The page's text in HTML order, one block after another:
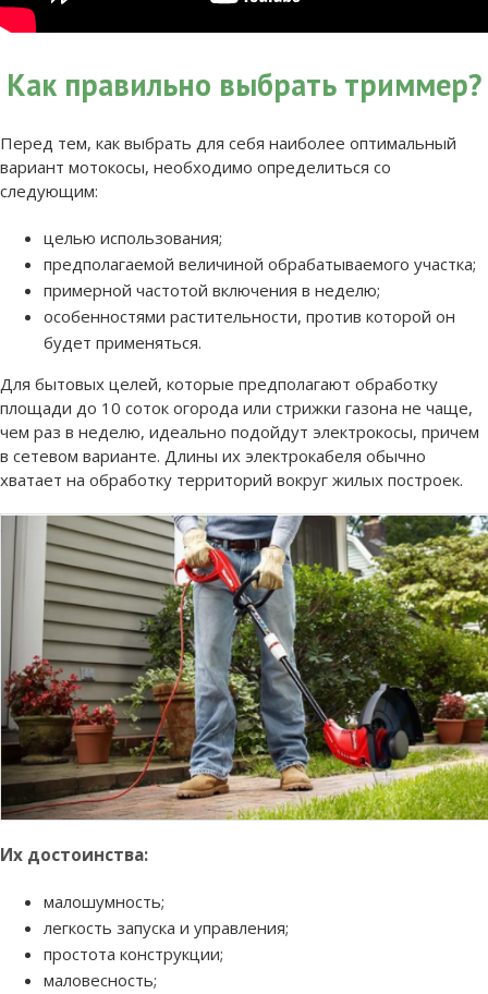
Как правильно выбрать триммер?
Перед тем, как выбрать для себя наиболее оптимальный
вариант мотокосы, необходимо определиться со
следующим:
целью использования;
предполагаемой величиной обрабатываемого участка;
примерной частотой включения в неделю;
особенностями растительности, против которой он
будет применяться.
Для бытовых целей, которые предполагают обработку
площади до 10 соток огорода или стрижки газона не чаще,
чем раз в неделю, идеально подойдут электрокосы, причем
в сетевом варианте. Длины их электрокабеля обычно
хватает на обработку территорий вокруг жилых построек.
Их достоинства:
малошумность;
легкость запуска и управления;
простота конструкции;
маловесность;